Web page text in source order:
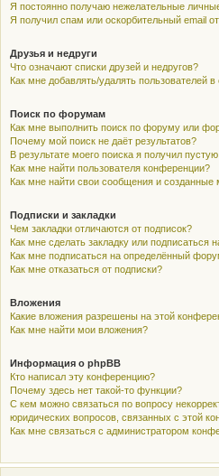
Я постоянно получаю нежелательные
Я получил спам или оскорбительный email
Друзья и недруги
Что означают списки друзей и недругов?
Как мне добавлять/удалять пользователей
Поиск по форумам
Как мне выполнить поиск по форуму или
Почему мой поиск не даёт результатов?
В результате моего поиска я получил
Как мне найти пользователя конференции?
Как мне найти свои сообщения и
Подписки и закладки
Чем закладки отличаются от подписок?
Как мне сделать закладку или подписаться
Как мне подписаться на определённый
Как мне отказаться от подписки?
Вложения
Какие вложения разрешены на этой
Как мне найти мои вложения?
Информация о phpBB
Кто написал эту конференцию?
Почему здесь нет такой-то функции?
С кем можно связаться по вопросу
юридических вопросов, связанных с этой
Как мне связаться с администратором